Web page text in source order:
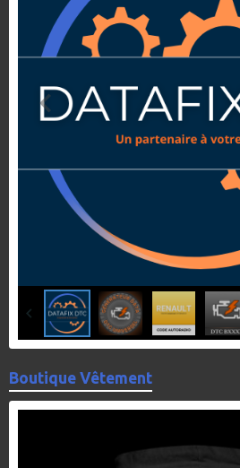
Boutique Vêtement